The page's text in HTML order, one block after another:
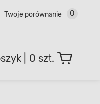
Twoje porównanie 0
0 szt.